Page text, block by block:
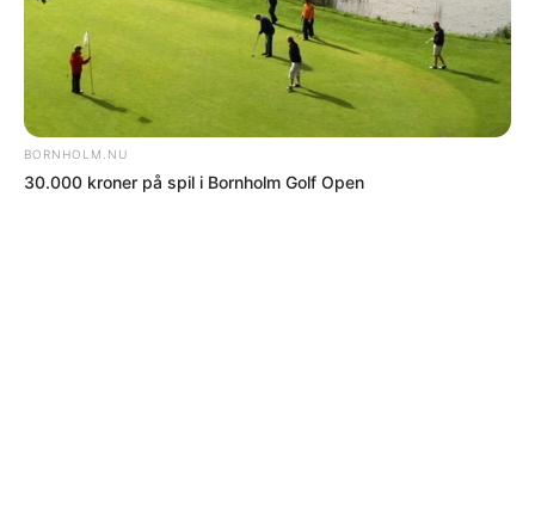
kontakte os på mail: red@bornholm.nu.
© Copyright 2026 Bornholm.nu. Denne artikel er beskyttet af lov om
ophavsret og må ikke kopieres eller på anden måde videreudnyttes uden
særlig aftale.